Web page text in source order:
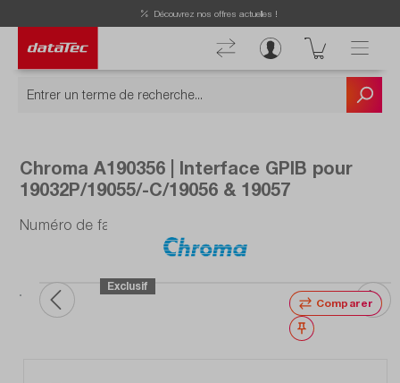
Découvrez nos offres actuelles !
Chroma A190356 | Interface GPIB pour
19032P/19055/-C/19056 & 19057
Numéro de fabrication : A190356
Exclusif
Comparer
Noter